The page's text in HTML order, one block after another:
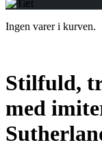
Ingen varer i kurven.
Stilfuld,
med